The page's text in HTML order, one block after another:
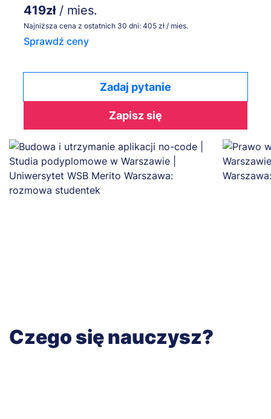
419zł / mies.
Najniższa cena z ostatnich 30 dni: 405 zł / mies.
Sprawdź ceny
Zadaj pytanie
Zapisz się
Czego się nauczysz?